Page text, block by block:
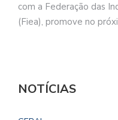
com a Federação das
(Fiea), promove no
NOTÍCIAS